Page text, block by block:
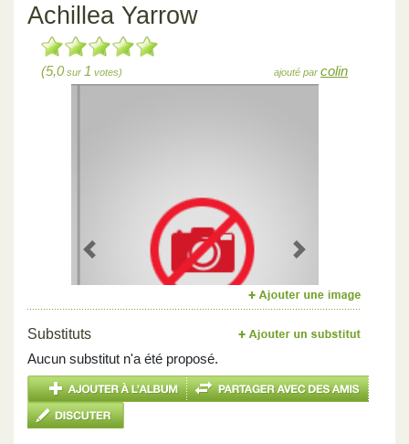
Achillea Yarrow
(5,0sur 1 votes) ajouté par colin
Previous Next
Substituts
Aucun substitut n'a été proposé.